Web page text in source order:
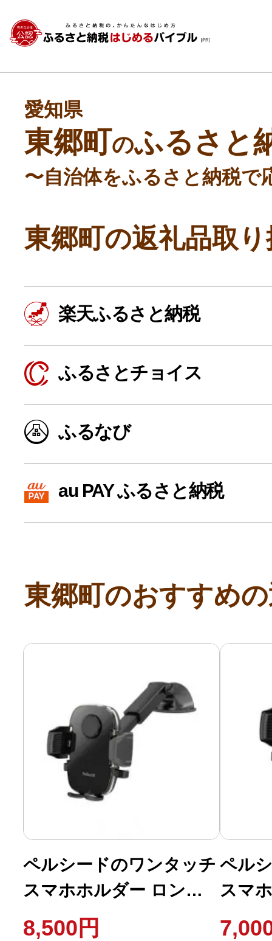
よく見られている返礼品
ふるさと納税徹底比較
給与所得者版
副業・パラレルワーカー
個人事業主・フリーラン
個人事業・フリーランス
ふるさと納税の基礎知識
10秒ぴったり診断
自治体直営サイト特集
愛知県
東郷町のふるさと
〜自治体をふるさと納税で
東郷町の返礼品取
楽天ふるさと納税
ふるさとチョイス
ふるなび
au PAY ふるさと納税
東郷町のおすすめ
ペルシードのワンタッチ
スマホホルダー ロング
アーム 吸盤
8,500円
ペル
スマ